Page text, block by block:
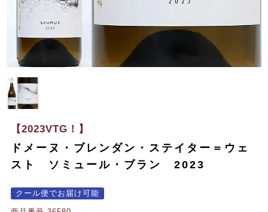
【2023VTG！】
ドメーヌ・ブレンダン・ステイター＝ウェ
スト ソミュール・ブラン 2023
クール便でお届け可能